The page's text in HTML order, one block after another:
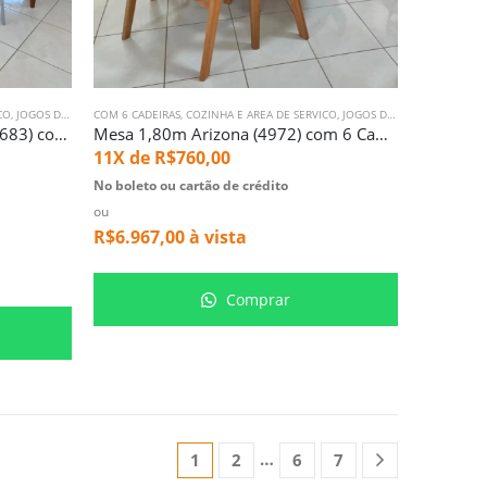
JOGOS DE MESA ,MESA COM 6 LUGARES,SALA DE JANTAR
Mesa 1,60m com Vidro Rubi (4683) com 6 Cadeiras Allegra Aviv (4304)
COM 6 CADEIRAS, COZINHA E AREA DE SERVICO JOGOS DE MESA
Mesa 1,80m Arizona (4972) com 6 Cadeiras Olive Impermeavel Facto (1275)
11X de R$760,00
No boleto ou cartão de crédito
ou
R$6.967,00à vista
Comprar
1 2 … 6 7